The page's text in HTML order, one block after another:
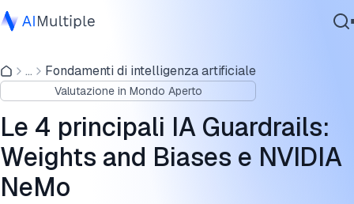
IA Agente
Sicurezza Informatica
Software Aziendale
Servizi
... Fondamenti di intelligenza artificiale
Valutazione in Mondo Aperto
Le 4 principali IA Guardrails:
Weights and Biases e NVIDIA
NeMo
Confronto delle funzionalità
Architettura delle guardrails
I tipi di IA guardrails